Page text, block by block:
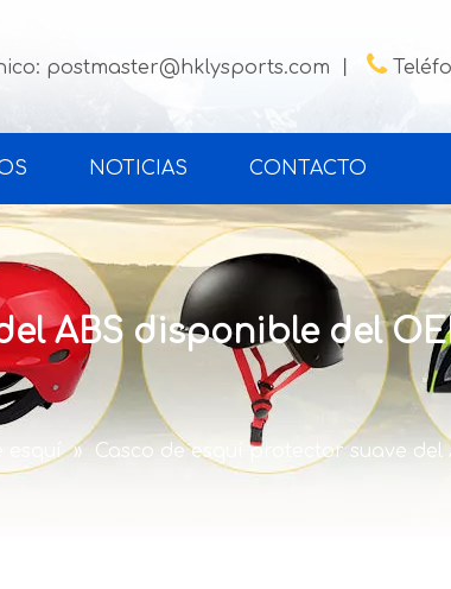
postmaster@hklysports.com 
NOTICIAS CONTACTO
ABS disponible del
esquí »
Casco de esquí protector suave